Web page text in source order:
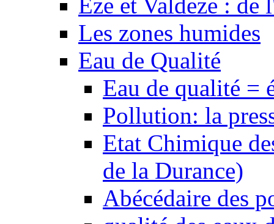
Eze et Valdeze : de
Les zones humides
Eau de Qualité
Eau de qualité =
Pollution: la
Etat Chimique
de la Durance)
Abécédaire des